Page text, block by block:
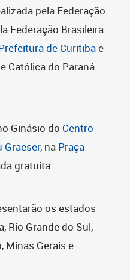
pela Federação
Federação Brasileira
de Curitibae
Católica do Paraná
Ginásio do Centro
Graeser, na Praça
gratuita.
os estados
Rio Grande do Sul,
Minas Gerais e